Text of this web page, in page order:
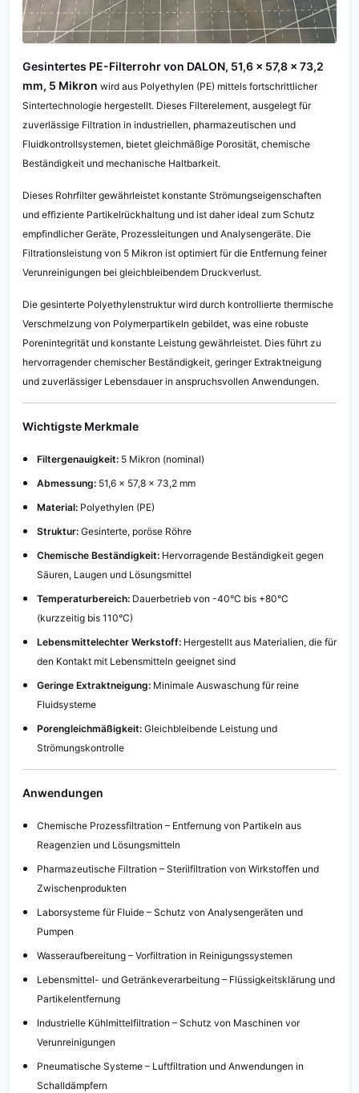
Gesintertes PE-Filterrohr von DALON, 51,6 × 57,8 × 73,2
mm, 5 Mikron wird aus Polyethylen (PE) mittels fortschrittlicher
Sintertechnologie hergestellt. Dieses Filterelement, ausgelegt für
zuverlässige Filtration in industriellen, pharmazeutischen und
Fluidkontrollsystemen, bietet gleichmäßige Porosität, chemische
Beständigkeit und mechanische Haltbarkeit.
Dieses Rohrfilter gewährleistet konstante Strömungseigenschaften
und effiziente Partikelrückhaltung und ist daher ideal zum Schutz
empfindlicher Geräte, Prozessleitungen und Analysengeräte. Die
Filtrationsleistung von 5 Mikron ist optimiert für die Entfernung feiner
Verunreinigungen bei gleichbleibendem Druckverlust.
Die gesinterte Polyethylenstruktur wird durch kontrollierte thermische
Verschmelzung von Polymerpartikeln gebildet, was eine robuste
Porenintegrität und konstante Leistung gewährleistet. Dies führt zu
hervorragender chemischer Beständigkeit, geringer Extraktneigung
und zuverlässiger Lebensdauer in anspruchsvollen Anwendungen.
Wichtigste Merkmale
Filtergenauigkeit: 5 Mikron (nominal)
Abmessung: 51,6 × 57,8 × 73,2 mm
Material: Polyethylen (PE)
Struktur: Gesinterte, poröse Röhre
Chemische Beständigkeit: Hervorragende Beständigkeit gegen
Säuren, Laugen und Lösungsmittel
Temperaturbereich: Dauerbetrieb von -40°C bis +80°C
(kurzzeitig bis 110°C)
Lebensmittelechter Werkstoff: Hergestellt aus Materialien, die für
den Kontakt mit Lebensmitteln geeignet sind
Geringe Extraktneigung: Minimale Auswaschung für reine
Fluidsysteme
Porengleichmäßigkeit: Gleichbleibende Leistung und
Strömungskontrolle
Anwendungen
Chemische Prozessfiltration – Entfernung von Partikeln aus
Reagenzien und Lösungsmitteln
Pharmazeutische Filtration – Sterilfiltration von Wirkstoffen und
Zwischenprodukten
Laborsysteme für Fluide – Schutz von Analysengeräten und
Pumpen
Wasseraufbereitung – Vorfiltration in Reinigungssystemen
Lebensmittel- und Getränkeverarbeitung – Flüssigkeitsklärung und
Partikelentfernung
Industrielle Kühlmittelfiltration – Schutz von Maschinen vor
Verunreinigungen
Pneumatische Systeme – Luftfiltration und Anwendungen in
Schalldämpfern